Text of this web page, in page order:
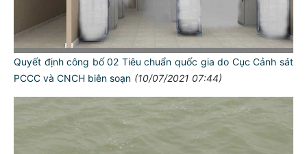
Quyết định công bố 02 Tiêu chuẩn quốc gia do Cục Cảnh sát
PCCC và CNCH biên soạn (10/07/2021 07:44)